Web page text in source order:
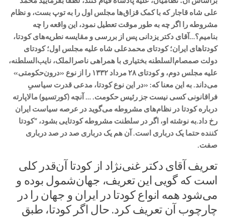
علی شاه قاجار که با کمک قزاق‌ها مجلس اول را به توپ بست، و نظام
مشروطه را اگر چه به طور موقت تعطیل نمود، این واقعه را چه
بنامیم؟…آقای دکتر یزدانی پس از بررسی و مقایسه نطریه‌های کودتا،
کودتاهای ایران؛ کودتای محمدعلی شاه علیه مجلس اول؛ کودتای
دولت صمصام‌السلطنه بختیاری با همراهی ناصرالملک، نایب‌السلطنه،
علیه مجلس دوم، و کودتای ۲۸ مرداد ۱۳۳۲ را از نوع «درون‌حکومتی»
می‌داند. به این معنا که: «در این نوع کودتا، مدعی قدرت سیاسیِ
فراقانونی کسی نیست جز رئیس حکومت. … آنچه (کورتسیو) مالاپارته
درباره کودتا در نظام‌های مشروطه می‌گوید در عرصه سیاست ایران
رخ داد.به نوشته او، اگر در سلطنت مشروطه کودتایی بشود، “کودتا
کننده حتما یک درباری است. آن هم یک درباری صد در صد درباری
صفت. ​
تعریف آقای دکتر غنی‌نژاد از کودتا آن‌قدر کلی
است که گویی این تعریف، جهان‌شمول بوده و
می‌شود همه انواع کودتا در ایران و جهان را در
چارچوب آن تعریف کرد. حال اگر کودتا، طبق